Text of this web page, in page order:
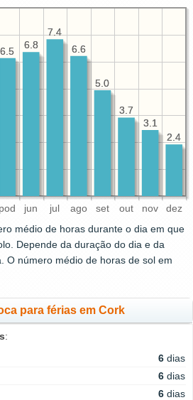
pod jun jul ago set out nov dez
2.4
3.1
3.7
5.0
6.6
7.4
6.8
6.5
2.4
3.1
3.7
5.0
6.6
7.4
6.8
6.5
médio de horas durante o dia em que
Depende da duração do dia e da
O número médio de horas de sol em
para férias em Cork
:
6 dias
6 dias
6 dias